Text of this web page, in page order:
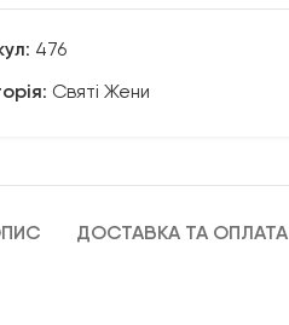
476
Святі Жени
ДОСТАВКА ТА ОПЛАТА